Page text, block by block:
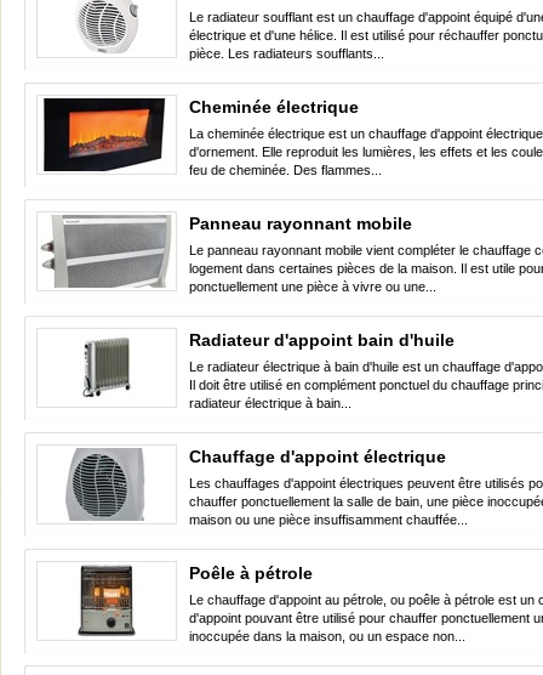
Le radiateur soufflant est un chauffage d'appoint équipé
électrique et d'une hélice. Il est utilisé pour réchauffer
pièce. Les radiateurs soufflants...
Cheminée électrique
La cheminée électrique est un chauffage d'appoint
d'ornement. Elle reproduit les lumières, les effets et les
feu de cheminée. Des flammes...
Panneau rayonnant mobile
Le panneau rayonnant mobile vient compléter le chauffage
logement dans certaines pièces de la maison. Il est utile
ponctuellement une pièce à vivre ou une...
Radiateur d'appoint bain d'huile
Le radiateur électrique à bain d'huile est un chauffage
Il doit être utilisé en complément ponctuel du chauffage
radiateur électrique à bain...
Chauffage d'appoint électrique
Les chauffages d'appoint électriques peuvent être utilisés
chauffer ponctuellement la salle de bain, une pièce
maison ou une pièce insuffisamment chauffée...
Poêle à pétrole
Le chauffage d'appoint au pétrole, ou poêle à pétrole est un
d'appoint pouvant être utilisé pour chauffer ponctuellement
inoccupée dans la maison, ou un espace non...